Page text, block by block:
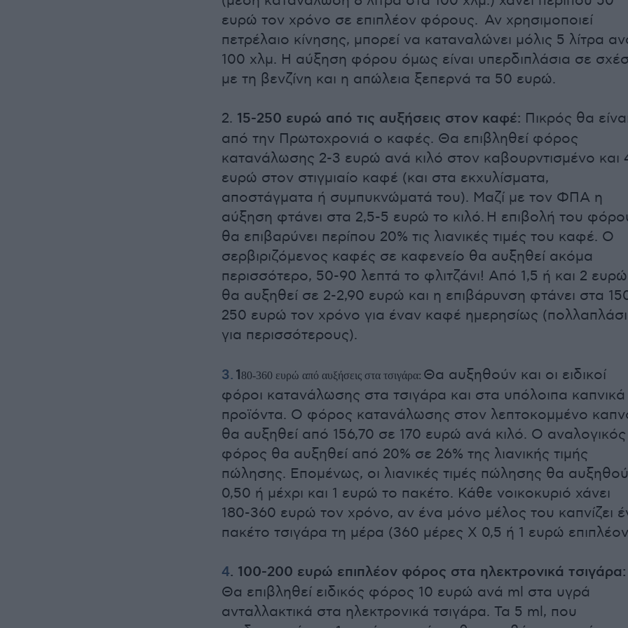
ευρώ τον χρόνο σε επιπλέον φόρους. Αν χρησιμοποιεί
πετρέλαιο κίνησης, μπορεί να καταναλώνει μόλις 5 λίτρα
100 χλμ. Η αύξηση φόρου όμως είναι υπερδιπλάσια σε
με τη βενζίνη και η απώλεια ξεπερνά τα 50 ευρώ.
2. 15-250 ευρώ από τις αυξήσεις στον καφέ: Πικρός θα
από την Πρωτοχρονιά ο καφές. Θα επιβληθεί φόρος
κατανάλωσης 2-3 ευρώ ανά κιλό στον καβουρντισμένο και
ευρώ στον στιγμιαίο καφέ (και στα εκχυλίσματα,
αποστάγματα ή συμπυκνώματά του). Μαζί με τον ΦΠΑ η
αύξηση φτάνει στα 2,5-5 ευρώ το κιλό. Η επιβολή του
θα επιβαρύνει περίπου 20% τις λιανικές τιμές του καφέ. Ο
σερβιριζόμενος καφές σε καφενείο θα αυξηθεί ακόμα
περισσότερο, 50-90 λεπτά το φλιτζάνι! Από 1,5 ή και 2 ευρώ
θα αυξηθεί σε 2-2,90 ευρώ και η επιβάρυνση φτάνει στα
250 ευρώ τον χρόνο για έναν καφέ ημερησίως
για περισσότερους).
3. 180-360 ευρώ από αυξήσεις στα τσιγάρα: Θα αυξηθούν και οι ειδικοί
φόροι κατανάλωσης στα τσιγάρα και στα υπόλοιπα καπνικά
προϊόντα. Ο φόρος κατανάλωσης στον λεπτοκομμένο
θα αυξηθεί από 156,70 σε 170 ευρώ ανά κιλό. Ο αναλογικός
φόρος θα αυξηθεί από 20% σε 26% της λιανικής τιμής
πώλησης. Επομένως, οι λιανικές τιμές πώλησης θα
0,50 ή μέχρι και 1 ευρώ το πακέτο. Κάθε νοικοκυριό χάνει
180-360 ευρώ τον χρόνο, αν ένα μόνο μέλος του καπνίζει
πακέτο τσιγάρα τη μέρα (360 μέρες Χ 0,5 ή 1 ευρώ
4. 100-200 ευρώ επιπλέον φόρος στα ηλεκτρονικά τσιγάρα:
Θα επιβληθεί ειδικός φόρος 10 ευρώ ανά ml στα υγρά
ανταλλακτικά στα ηλεκτρονικά τσιγάρα. Τα 5 ml, που